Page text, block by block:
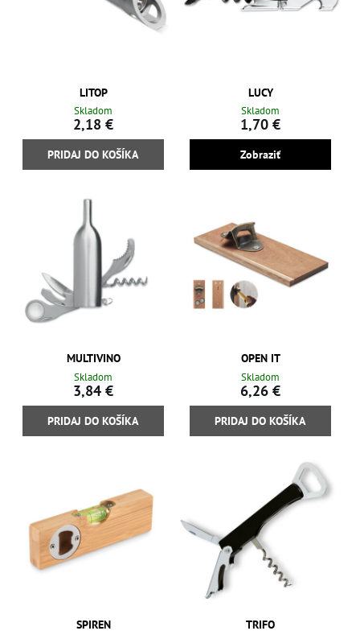
LITOP
Skladom
2,18 €
PRIDAJ DO KOŠÍKA
LUCY
Skladom
1,70 €
Zobraziť
MULTIVINO
Skladom
3,84 €
PRIDAJ DO KOŠÍKA
OPEN IT
Skladom
6,26 €
PRIDAJ DO KOŠÍKA
SPIREN TRIFO